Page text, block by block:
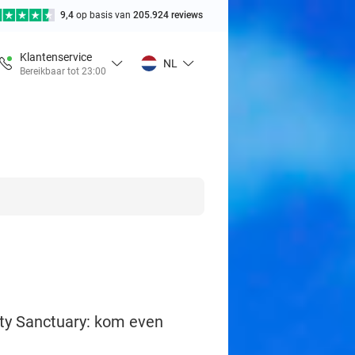
9,4 op basis van 205.924 reviews
Klantenservice
Bereikbaar tot 23:00
NL
Sanctuary: kom even